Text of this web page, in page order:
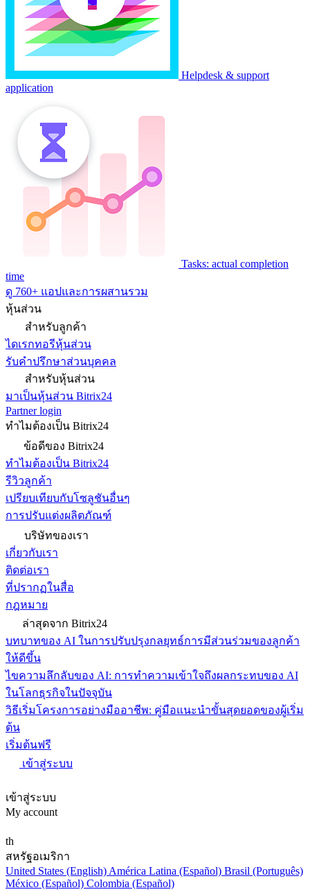
Helpdesk & support
application
Tasks: actual completion
time
ดู 760+ แอปและการผสานรวม
หุ้นส่วน
สำหรับลูกค้า
ไดเรกทอรีหุ้นส่วน
รับคำปรึกษาส่วนบุคคล
สำหรับหุ้นส่วน
มาเป็นหุ้นส่วน Bitrix24
Partner login
ทำไมต้องเป็น Bitrix24
ข้อดีของ Bitrix24
ทำไมต้องเป็น Bitrix24
รีวิวลูกค้า
เปรียบเทียบกับโซลูชันอื่นๆ
การปรับแต่งผลิตภัณฑ์
บริษัทของเรา
เกี่ยวกับเรา
ติดต่อเรา
ที่ปรากฏในสื่อ
กฎหมาย
ล่าสุดจาก Bitrix24
บทบาทของ AI ในการปรับปรุงกลยุทธ์การมีส่วนร่วมของลูกค้า
ให้ดีขึ้น
ไขความลึกลับของ AI: การทำความเข้าใจถึงผลกระทบของ AI
ในโลกธุรกิจในปัจจุบัน
วิธีเริ่มโครงการอย่างมืออาชีพ: คู่มือแนะนำขั้นสุดยอดของผู้เริ่ม
ต้น
เริ่มต้นฟรี
เข้าสู่ระบบ
เข้าสู่ระบบ
My account
th
สหรัฐอเมริกา
United States (English) América Latina (Español) Brasil (Português)
México (Español) Colombia (Español)